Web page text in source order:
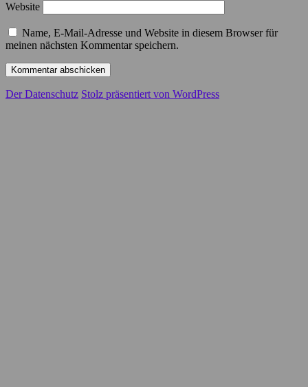
Website
Name, E-Mail-Adresse und Website in diesem Browser für
meinen nächsten Kommentar speichern.
Der Datenschutz Stolz präsentiert von WordPress